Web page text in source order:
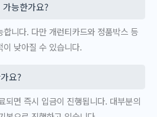
능한가요?
니다. 다만 개런티카드와 정품박스 등
낮아질 수 있습니다.
요?
되면 즉시 입금이 진행됩니다. 대부분의